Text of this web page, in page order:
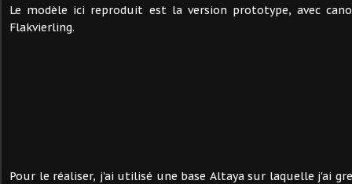
Le modèle ici reproduit est la version prototype, avec
Flakvierling.
Pour le réaliser, j'ai utilisé une base Altaya sur laquelle j'ai